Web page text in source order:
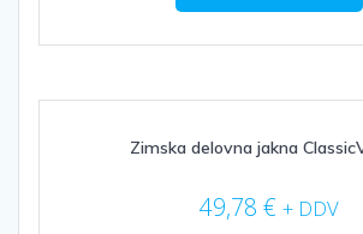
Zimska delovna jakna
49,78 € + DDV